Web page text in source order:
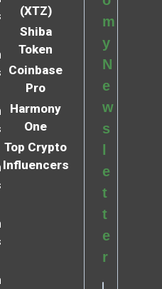
(XTZ)
Shiba
Token
Coinbase
Pro
Harmony
One
Top Crypto
Influencers
m
y
N
e
w
s
e
t
t
e
r